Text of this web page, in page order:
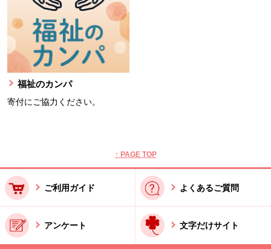
福祉のカンパ
寄付にご協力ください。
↑ PAGE TOP
ご利用ガイド よくあるご質問
アンケート 文字だけサイト